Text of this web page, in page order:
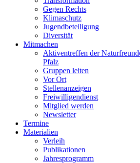
Gegen Rechts
Klimaschutz
Jugendbeteiligung
Diversität
Mitmachen
Aktiventreffen der
Pfalz
Gruppen leiten
Vor Ort
Stellenanzeigen
Freiwilligendienst
Mitglied werden
Newsletter
Termine
Materialien
Verleih
Publikationen
Jahresprogramm